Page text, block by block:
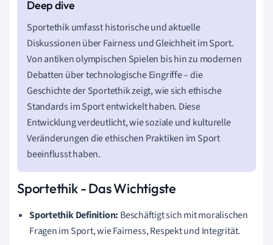
Sportethik umfasst historische und aktuelle
Diskussionen über Fairness und Gleichheit im Sport.
Von antiken olympischen Spielen bis hin zu modernen
Debatten über technologische Eingriffe – die
Geschichte der Sportethik zeigt, wie sich ethische
Standards im Sport entwickelt haben. Diese
Entwicklung verdeutlicht, wie soziale und kulturelle
Veränderungen die ethischen Praktiken im Sport
beeinflusst haben.
Sportethik - Das Wichtigste
Sportethik Definition: Beschäftigt sich mit moralischen
Fragen im Sport, wie Fairness, Respekt und Integrität.